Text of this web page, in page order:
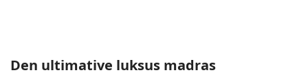
Den ultimative luksus madras